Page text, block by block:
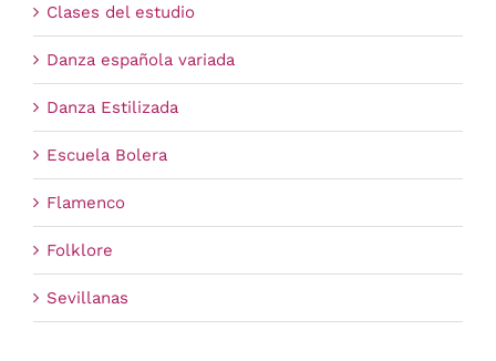
Carrito
Clases del estudio
Danza española variada
Danza Estilizada
Escuela Bolera
Flamenco
Folklore
Sevillanas